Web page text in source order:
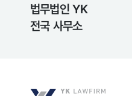
법무법인 YK
전국 사무소